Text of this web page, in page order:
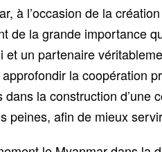
à l’occasion de la
de la grande importance
un partenaire
la coopération
la construction
peines, afin de mieux